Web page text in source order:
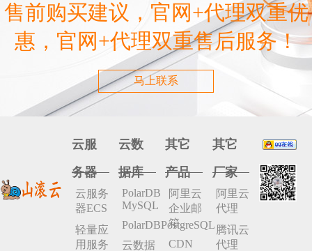
售前购买建议，官网+代理双重优
惠，官网+代理双重售后服务！
马上联系
云服
务器
云服务
器ECS
轻量应
用服务
云数
据库
PolarDB
MySQL
PolarDBPostgreSQL
云数据
其它
产品
阿里云
企业邮
箱
CDN
其它
厂家
阿里云
代理
腾讯云
代理